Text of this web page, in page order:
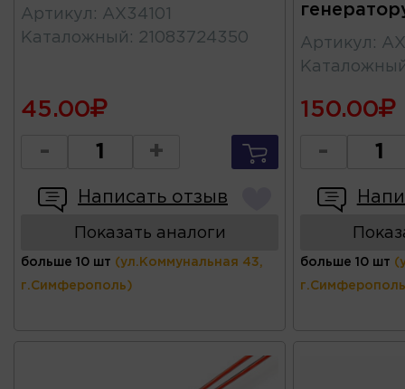
Артикул : AX34101
Каталожный : 21083724350
45.00
- +
Написать отзыв
Показать аналоги
больше 10 шт (ул.Коммунальная 43,
г.Симферополь)
Артикул :
150.00
-
больше 10 шт